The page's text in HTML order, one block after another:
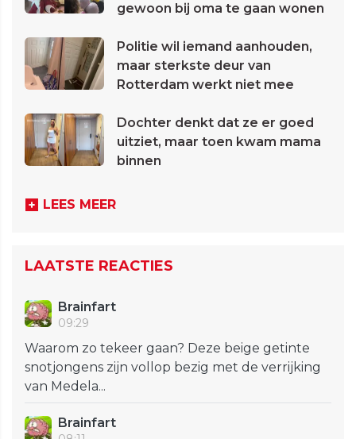
gewoon bij oma te gaan wonen
Politie wil iemand aanhouden,
maar sterkste deur van
Rotterdam werkt niet mee
Dochter denkt dat ze er goed
uitziet, maar toen kwam mama
binnen
LEES MEER
LAATSTE REACTIES
Brainfart
09:29
Waarom zo tekeer gaan? Deze beige getinte
snotjongens zijn vollop bezig met de verrijking
van Medela...
Brainfart